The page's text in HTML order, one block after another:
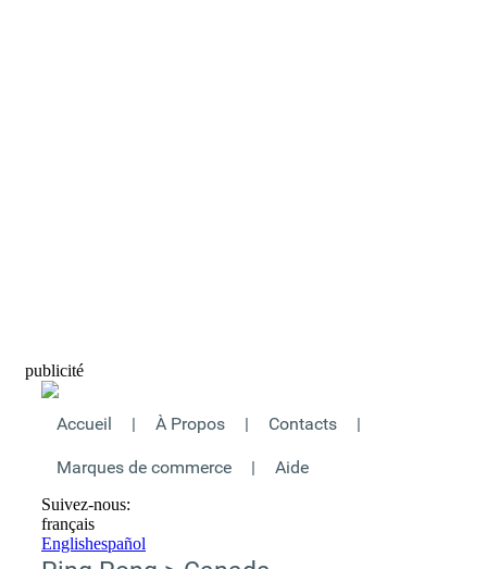
publicité
Accueil | À Propos | Contacts |
Marques de commerce | Aide
Suivez-nous:
français
Englishespañol